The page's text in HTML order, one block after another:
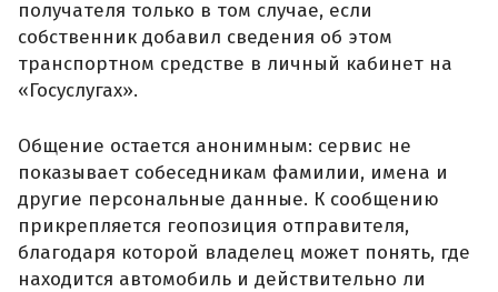
получателя только в том случае, если
собственник добавил сведения об этом
транспортном средстве в личный кабинет на
«Госуслугах».
Общение остается анонимным: сервис не
показывает собеседникам фамилии, имена и
другие персональные данные. К сообщению
прикрепляется геопозиция отправителя,
благодаря которой владелец может понять, где
находится автомобиль и действительно ли